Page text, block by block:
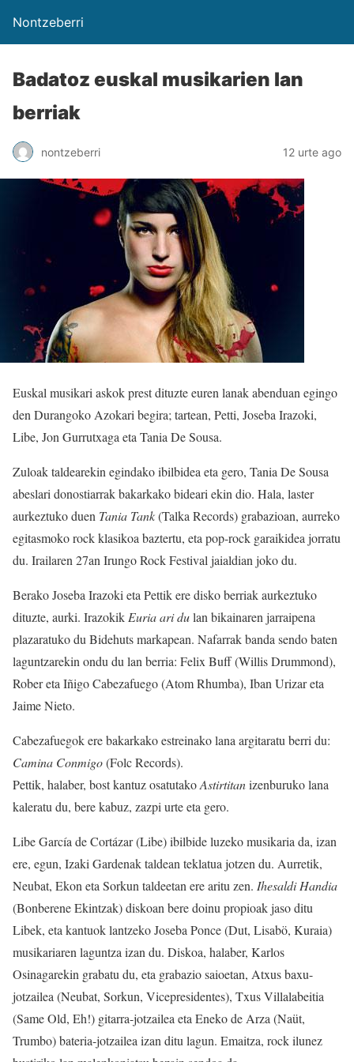
Nontzeberri
Badatoz euskal musikarien lan
berriak
nontzeberri 12 urte ago
Euskal musikari askok prest dituzte euren lanak abenduan egingo
den Durangoko Azokari begira; tartean, Petti, Joseba Irazoki,
Libe, Jon Gurrutxaga eta Tania De Sousa.
Zuloak taldearekin egindako ibilbidea eta gero, Tania De Sousa
abeslari donostiarrak bakarkako bideari ekin dio. Hala, laster
aurkeztuko duen Tania Tank(Talka Records) grabazioan, aurreko
egitasmoko rock klasikoa baztertu, eta pop-rock garaikidea jorratu
du. Irailaren 27an Irungo Rock Festival jaialdian joko du.
Berako Joseba Irazoki eta Pettik ere disko berriak aurkeztuko
dituzte, aurki. Irazokik Euria ari dulan bikainaren jarraipena
plazaratuko du Bidehuts markapean. Nafarrak banda sendo baten
laguntzarekin ondu du lan berria: Felix Buff (Willis Drummond),
Rober eta Iñigo Cabezafuego (Atom Rhumba), Iban Urizar eta
Jaime Nieto.
Cabezafuegok ere bakarkako estreinako lana argitaratu berri du:
Camina Conmigo(Folc Records).
Pettik, halaber, bost kantuz osatutakoAstirtitanizenburuko lana
kaleratu du, bere kabuz, zazpi urte eta gero.
Libe García de Cortázar (Libe) ibilbide luzeko musikaria da, izan
ere, egun, Izaki Gardenak taldean teklatua jotzen du. Aurretik,
Neubat, Ekon eta Sorkun taldeetan ere aritu zen. Ihesaldi Handia
(Bonberene Ekintzak) diskoan bere doinu propioak jaso ditu
Libek, eta kantuok lantzeko Joseba Ponce (Dut, Lisabö, Kuraia)
musikariaren laguntza izan du. Diskoa, halaber, Karlos
Osinagarekin grabatu du, eta grabazio saioetan, Atxus baxu-
jotzailea (Neubat, Sorkun, Vicepresidentes), Txus Villalabeitia
(Same Old, Eh!) gitarra-jotzailea eta Eneko de Arza (Naüt,
Trumbo) bateria-jotzailea izan ditu lagun. Emaitza, rock ilunez